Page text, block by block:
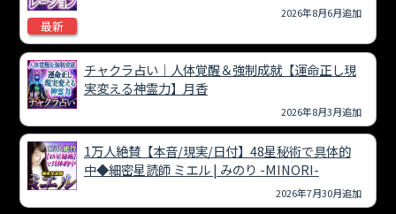
最新
2026年8月6月追加
チャクラ占い｜人体覚醒＆強制成就【運命正し現
実変える神霊力】月香
2026年8月3月追加
1万人絶賛【本音/現実/日付】48星秘術で具体的
中◆細密星読師 ミエル | みのり -MINORI-
2026年7月30月追加